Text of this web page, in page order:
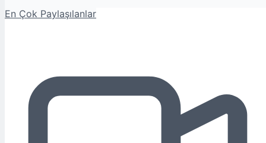
En Çok Paylaşılanlar